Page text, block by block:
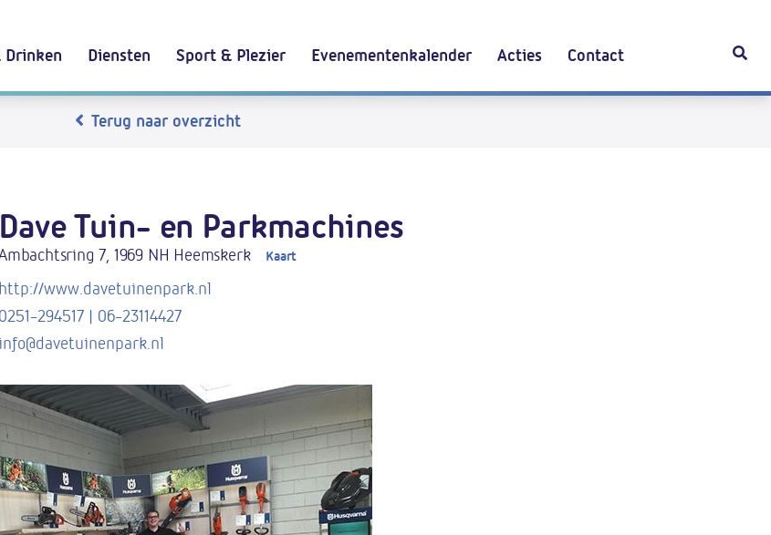
Drinken Diensten Sport & Plezier Evenementenkalender Acties Contact
Terug naar overzicht
Dave Tuin- en Parkmachines
7, 1969 NH Heemskerk Kaart
http://www.davetuinenpark.nl
0251-294517 | 06-23114427